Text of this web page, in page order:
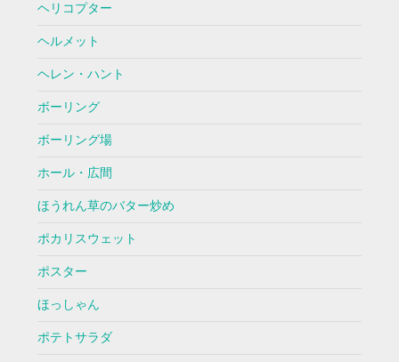
ヘリコプター
ヘルメット
ヘレン・ハント
ボーリング
ボーリング場
ホール・広間
ほうれん草のバター炒め
ポカリスウェット
ポスター
ほっしゃん
ポテトサラダ